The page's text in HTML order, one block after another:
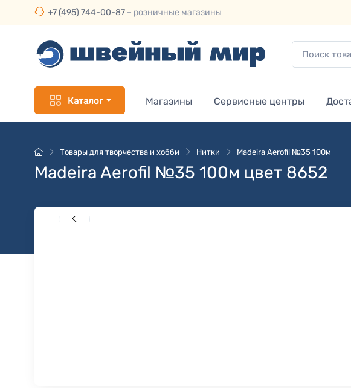
+7 (495) 744-00-87 – розничные магазины
Каталог Магазины Сервисные центры
Товары для творчества и хобби Нитки Madeira Aerofil №35 100м
Madeira Aerofil №35 100м цвет 8652